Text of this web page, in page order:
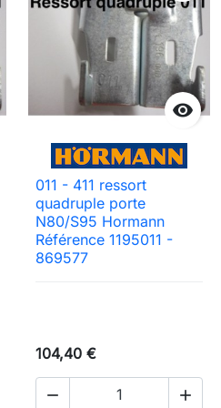

011 - 411 ressort
quadruple porte
N80/S95 Hormann
Référence 1195011 -
869577
104,40 €
 